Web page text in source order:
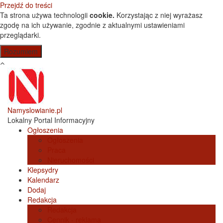
Przejdź do treści
Ta strona używa technologii cookie. Korzystając z niej wyrażasz
zgodę na ich używanie, zgodnie z aktualnymi ustawieniami
przeglądarki.
Namyslowianie.pl
Lokalny Portal Informacyjny
Ogłoszenia
Klepsydry
Kalendarz
Dodaj
Redakcja